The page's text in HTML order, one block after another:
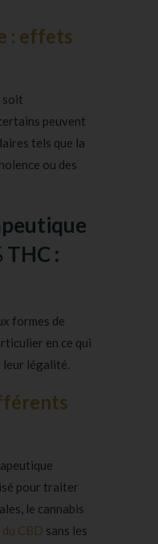
: effets
soit
peuvent
tels que la
ou des
THC :
formes de
en ce qui
légalité.
pour traiter
le cannabis
CBD sans les